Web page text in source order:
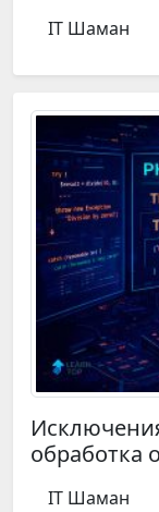
IT Шаман
обработка
IT Шаман